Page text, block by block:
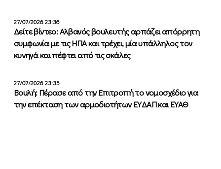
27/07/2026 23:36
Δείτε βίντεο: Αλβανός βουλευτής αρπάζει απόρρητη
συμφωνία με τις ΗΠΑ και τρέχει, μία υπάλληλος τον
κυνηγά και πέφτει από τις σκάλες
27/07/2026 23:35
Βουλή: Πέρασε από την Επιτροπή το νομοσχέδιο για
την επέκταση των αρμοδιοτήτων ΕΥΔΑΠ και ΕΥΑΘ